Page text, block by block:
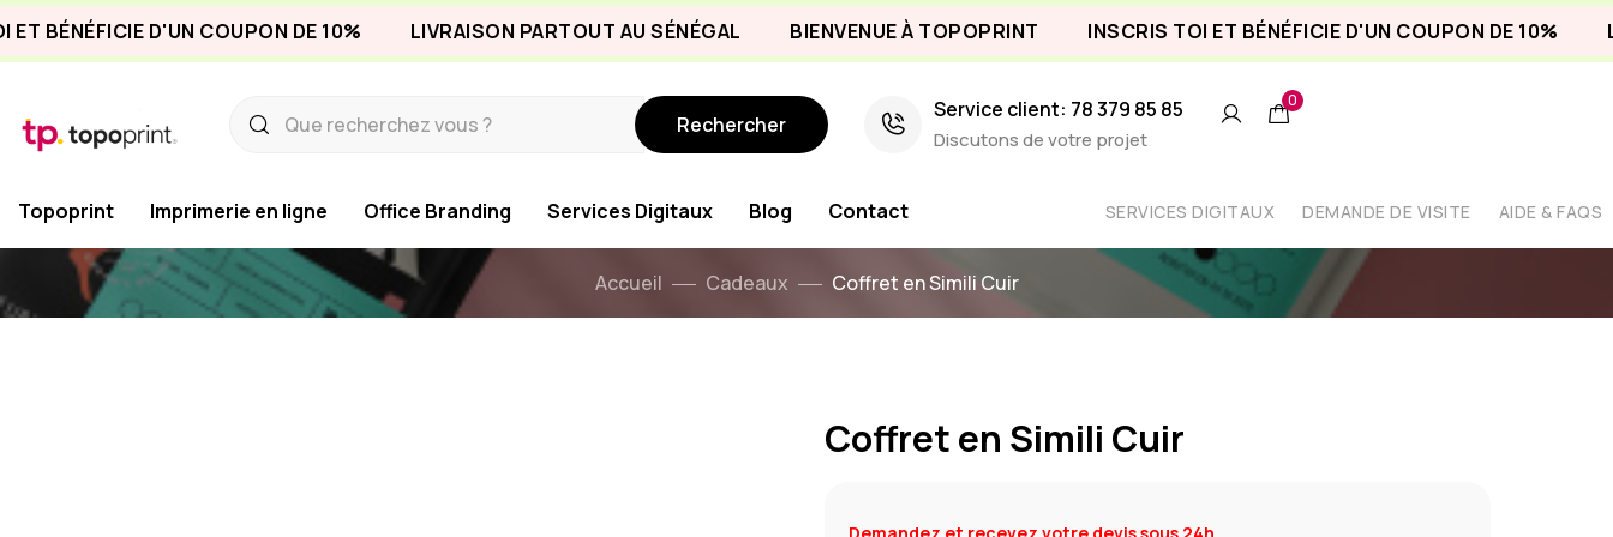
D'UN COUPON DE 10% LIVRAISON PARTOUT AU SÉNÉGAL BIENVENUE À TOPOPRINT INSCRIS TOI ET BÉNÉFICIE D'UN COUPON DE 10%
Rechercher
Service client: 78 379 85 85
Discutons de votre projet
0
Topoprint Imprimerie en ligne Office Branding Services Digitaux Blog Contact SERVICES DIGITAUX DEMANDE DE VISITE AIDE & FAQS
Accueil Cadeaux Coffret en Simili Cuir
Coffret en Simili Cuir